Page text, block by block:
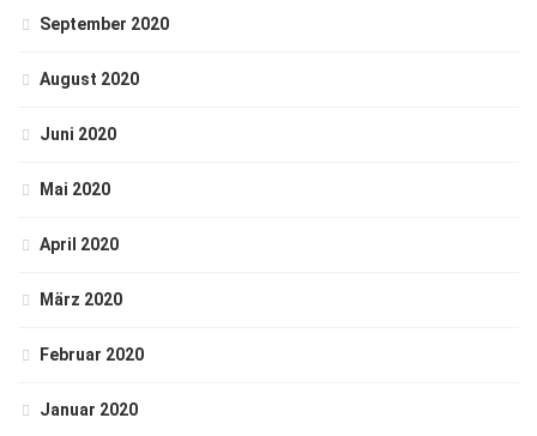
September 2020
August 2020
Juni 2020
Mai 2020
April 2020
März 2020
Februar 2020
Januar 2020